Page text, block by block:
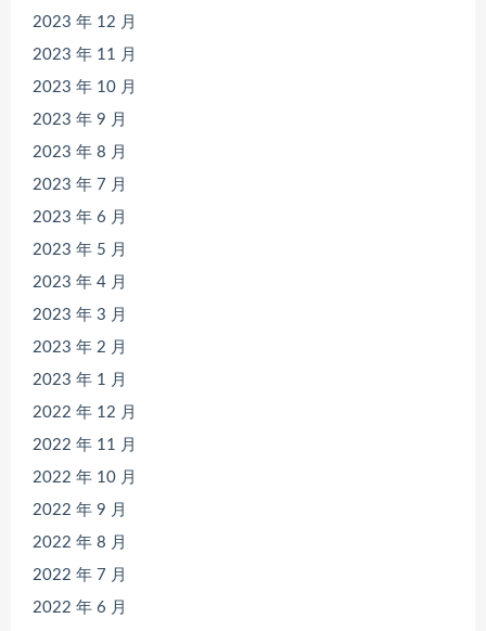
2023 年 12 月
2023 年 11 月
2023 年 10 月
2023 年 9 月
2023 年 8 月
2023 年 7 月
2023 年 6 月
2023 年 5 月
2023 年 4 月
2023 年 3 月
2023 年 2 月
2023 年 1 月
2022 年 12 月
2022 年 11 月
2022 年 10 月
2022 年 9 月
2022 年 8 月
2022 年 7 月
2022 年 6 月